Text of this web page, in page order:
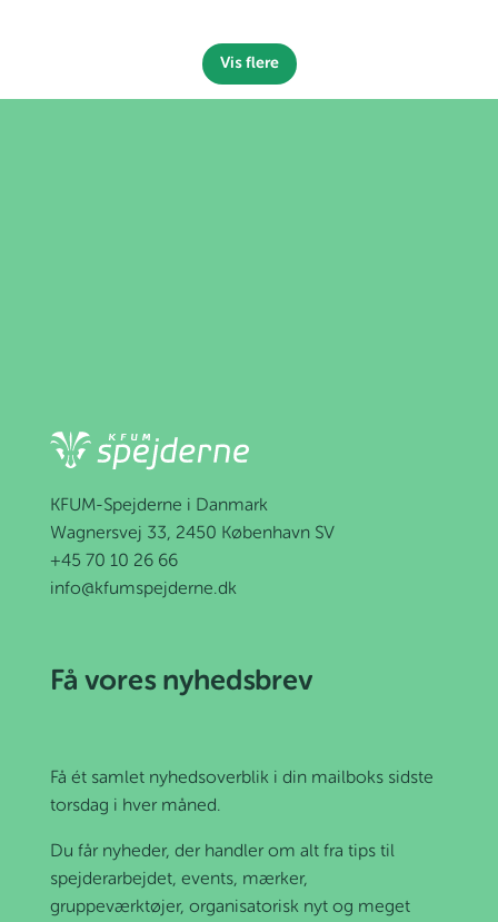
Vis flere
KFUM-Spejderne i Danmark
Wagnersvej 33, 2450 København SV
+45 70 10 26 66
info@kfumspejderne.dk
Få vores nyhedsbrev
Få ét samlet nyhedsoverblik i din mailboks sidste
torsdag i hver måned.
Du får nyheder, der handler om alt fra tips til
spejderarbejdet, events, mærker,
gruppeværktøjer, organisatorisk nyt og meget